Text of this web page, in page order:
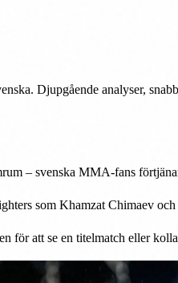
Djupgående analyser,
– svenska MMA-fans
som Khamzat Chimaev
för att se en titelmatch eller